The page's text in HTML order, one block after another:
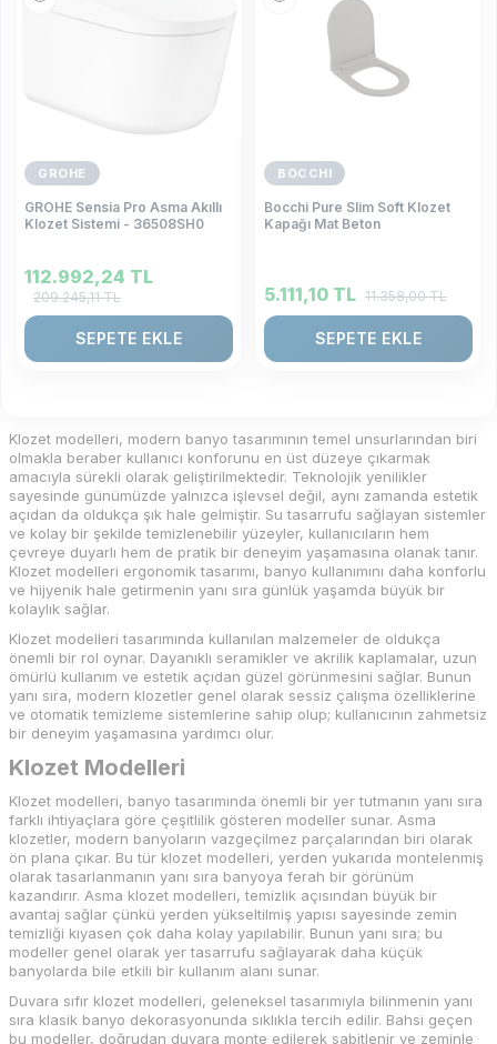
GROHE
GROHE Sensia Pro Asma Akıllı
Klozet Sistemi - 36508SH0
112.992,24 TL
209.245,11TL
SEPETE EKLE
BOCCHI
Bocchi Pure Slim Soft Klozet
Kapağı Mat Beton
5.111,10 TL 11.358,00TL
SEPETE EKLE
Klozet modelleri, modern banyo tasarımının temel unsurlarından biri
olmakla beraber kullanıcı konforunu en üst düzeye çıkarmak
amacıyla sürekli olarak geliştirilmektedir. Teknolojik yenilikler
sayesinde günümüzde yalnızca işlevsel değil, aynı zamanda estetik
açıdan da oldukça şık hale gelmiştir. Su tasarrufu sağlayan sistemler
ve kolay bir şekilde temizlenebilir yüzeyler, kullanıcıların hem
çevreye duyarlı hem de pratik bir deneyim yaşamasına olanak tanır.
Klozet modelleri ergonomik tasarımı, banyo kullanımını daha konforlu
ve hijyenik hale getirmenin yanı sıra günlük yaşamda büyük bir
kolaylık sağlar.
Klozet modelleri tasarımında kullanılan malzemeler de oldukça
önemli bir rol oynar. Dayanıklı seramikler ve akrilik kaplamalar, uzun
ömürlü kullanım ve estetik açıdan güzel görünmesini sağlar. Bunun
yanı sıra, modern klozetler genel olarak sessiz çalışma özelliklerine
ve otomatik temizleme sistemlerine sahip olup; kullanıcının zahmetsiz
bir deneyim yaşamasına yardımcı olur.
Klozet Modelleri
Klozet modelleri, banyo tasarımında önemli bir yer tutmanın yanı sıra
farklı ihtiyaçlara göre çeşitlilik gösteren modeller sunar. Asma
klozetler, modern banyoların vazgeçilmez parçalarından biri olarak
ön plana çıkar. Bu tür klozet modelleri, yerden yukarıda montelenmiş
olarak tasarlanmanın yanı sıra banyoya ferah bir görünüm
kazandırır. Asma klozet modelleri, temizlik açısından büyük bir
avantaj sağlar çünkü yerden yükseltilmiş yapısı sayesinde zemin
temizliği kıyasen çok daha kolay yapılabilir. Bunun yanı sıra; bu
modeller genel olarak yer tasarrufu sağlayarak daha küçük
banyolarda bile etkili bir kullanım alanı sunar.
Duvara sıfır klozet modelleri, geleneksel tasarımıyla bilinmenin yanı
sıra klasik banyo dekorasyonunda sıklıkla tercih edilir. Bahsi geçen
bu modeller, doğrudan duvara monte edilerek sabitlenir ve zeminle